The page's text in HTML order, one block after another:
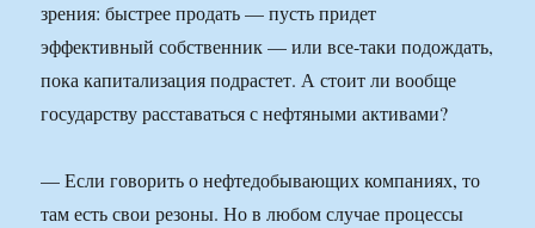
зрения: быстрее продать — пусть придет
эффективный собственник — или все-таки подождать,
пока капитализация подрастет. А стоит ли вообще
государству расставаться с нефтяными активами?
— Если говорить о нефтедобывающих компаниях, то
там есть свои резоны. Но в любом случае процессы